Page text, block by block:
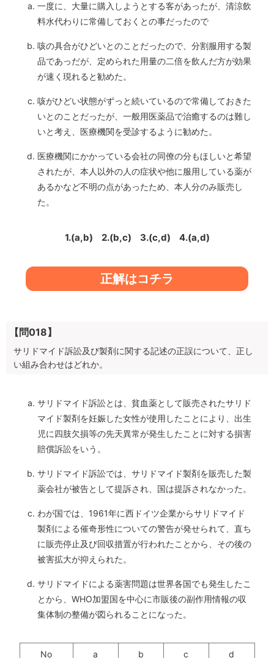
一度に、大量に購入しようとする客があったが、清涼飲
料水代わりに常備しておくとの事だったので
咳の具合がひどいとのことだったので、分割服用する製
品であっだが、定められた用量の二倍を飲んだ方が効果
が速く現れると勧めた。
咳がひどい状態がずっと続いているので常備しておきた
いとのことだったが、一般用医薬品で治癒するのは難し
いと考え、医療機関を受診するように勧めた。
医療機関にかかっている会社の同僚の分もほしいと希望
されたが、本人以外の人の症状や他に服用している薬が
あるかなど不明の点があったため、本人分のみ販売し
た。
1.(a,b) 2.(b,c) 3.(c,d) 4.(a,d)
正解はコチラ
【問018】
サリドマイド訴訟及び製剤に関する記述の正誤について、正し
い組み合わせはどれか。
サリドマイド訴訟とは、貧血薬として販売されたサリド
マイド製剤を妊娠した女性が使用したことにより、出生
児に四肢欠損等の先天異常が発生したことに対する損害
賠償訴訟をいう。
サリドマイド訴訟では、サリドマイド製剤を販売した製
薬会社が被告として提訴され、国は提訴されなかった。
わが国では、1961年に西ドイツ企業からサリドマイド
製剤による催奇形性についての警告が発せられて、直ち
に販売停止及び回収措置が行われたことから、その後の
被害拡大が抑えられた。
サリドマイドによる薬害問題は世界各国でも発生したこ
とから、WHO加盟国を中心に市販後の副作用情報の収
集体制の整備が図られることになった。
No a b c d